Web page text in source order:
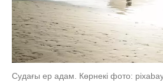
Судағы ер адам. Көрнекі фото: